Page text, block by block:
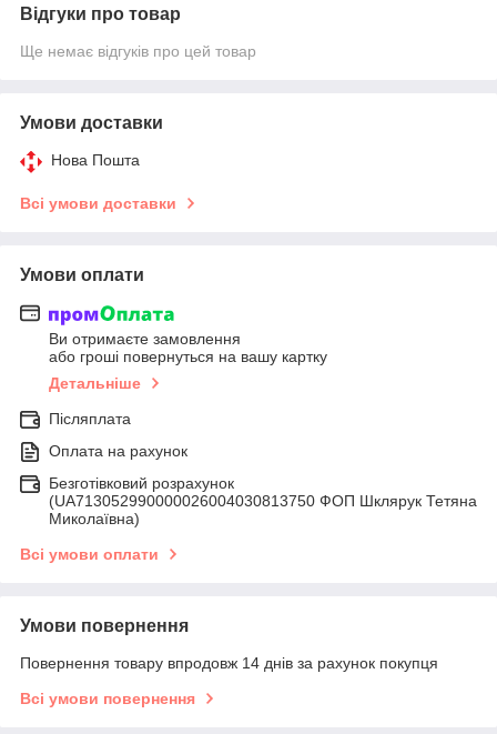
Відгуки про товар
Ще немає відгуків про цей товар
Умови доставки
Нова Пошта
Всі умови доставки
Умови оплати
Ви отримаєте замовлення
або гроші повернуться на вашу картку
Детальніше
Післяплата
Оплата на рахунок
Безготівковий розрахунок
(UA713052990000026004030813750 ФОП Шклярук Тетяна
Миколаївна)
Всі умови оплати
Умови повернення
Повернення товару впродовж 14 днів за рахунок покупця
Всі умови повернення